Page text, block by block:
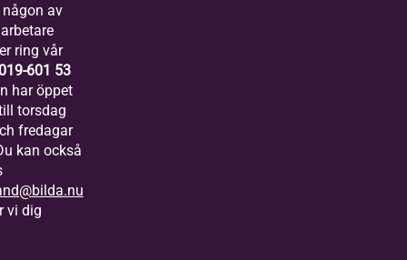
av
ring vår
601 53
har öppet
torsdag
fredagar
kan också
vi dig